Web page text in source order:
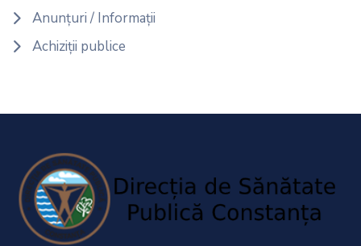
Anunțuri / Informații
Achiziții publice